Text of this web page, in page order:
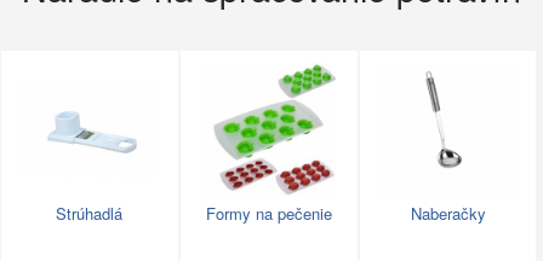
Strúhadlá Formy na pečenie Naberačky